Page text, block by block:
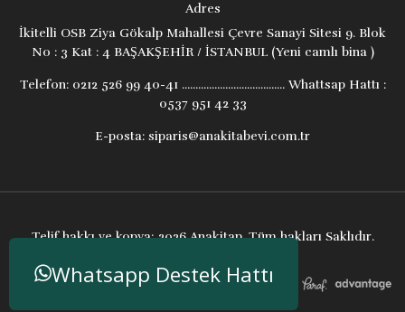
Adres
İkitelli OSB Ziya Gökalp Mahallesi Çevre Sanayi Sitesi 9. Blok
No : 3 Kat : 4 BAŞAKŞEHİR / İSTANBUL (Yeni camlı bina )
Telefon:0212 526 99 40-41 ...................................... Whattsap Hattı :
0537 951 42 33
E-posta: siparis@anakitabevi.com.tr
Telif hakkı ve kopya; 2026 Anakitap. Tüm hakları Saklıdır.
Whatsapp Destek Hattı